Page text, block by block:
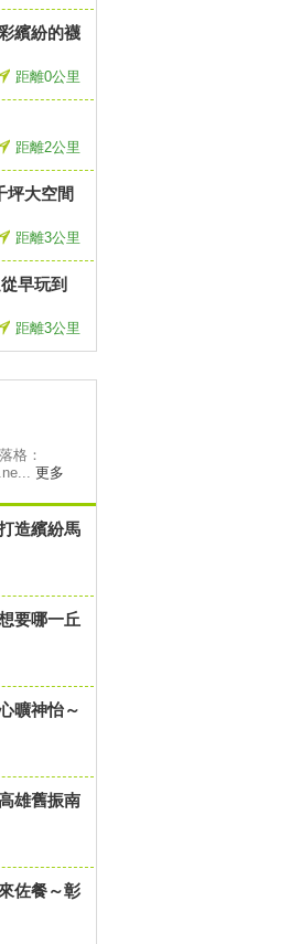
繽紛的襪
距離0公里
距離2公里
坪大空間
距離3公里
早玩到
距離3公里
格：
更多
造繽紛馬
要哪一丘
曠神怡～
雄舊振南
佐餐～彰